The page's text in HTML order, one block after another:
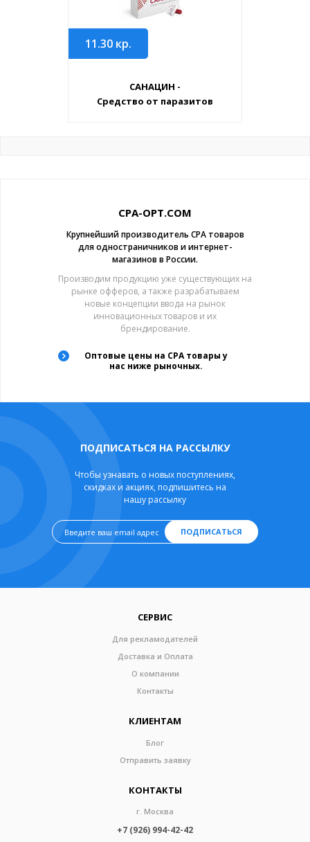
11.30 кр.
САНАЦИН -
Средство от паразитов
CPA-OPT.COM
Крупнейший производитель CPA товаров
для одностраничников и интернет-
магазинов в России.
Производим продукцию уже существующих на
рынке офферов, а также разрабатываем
новые концепции ввода на рынок
инновационных товаров и их
брендирование.
Оптовые цены на CPA товары у
нас ниже рыночных.
ПОДПИСАТЬСЯ НА РАССЫЛКУ
Чтобы узнавать о новых поступлениях,
скидках и акциях, подпишитесь на
нашу рассылку
ПОДПИСАТЬСЯ
СЕРВИС
Для рекламодателей
Доставка и Оплата
О компании
Контакты
КЛИЕНТАМ
Блог
Отправить заявку
КОНТАКТЫ
г. Москва
+7 (926) 994-42-42